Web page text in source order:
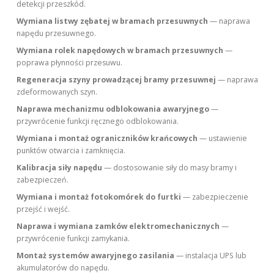
detekcji przeszkód.
Wymiana listwy zębatej w bramach przesuwnych — naprawa
napędu przesuwnego.
Wymiana rolek napędowych w bramach przesuwnych —
poprawa płynności przesuwu.
Regeneracja szyny prowadzącej bramy przesuwnej — naprawa
zdeformowanych szyn.
Naprawa mechanizmu odblokowania awaryjnego—
przywrócenie funkcji ręcznego odblokowania.
Wymiana i montaż ograniczników krańcowych — ustawienie
punktów otwarcia i zamknięcia.
Kalibracja siły napędu — dostosowanie siły do masy bramy i
zabezpieczeń.
Wymiana i montaż fotokomórek do furtki — zabezpieczenie
przejść i wejść.
Naprawa i wymiana zamków elektromechanicznych —
przywrócenie funkcji zamykania.
Montaż systemów awaryjnego zasilania — instalacja UPS lub
akumulatorów do napędu.